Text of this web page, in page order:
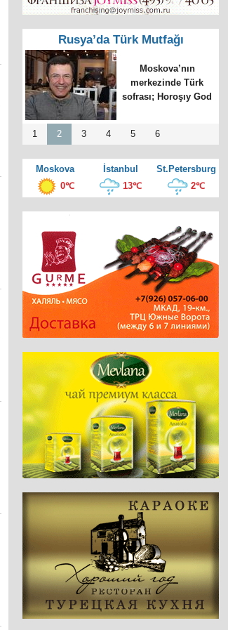
Rusya’da Türk Mutfağı
Moskova’nın
merkezinde Türk
sofrası; Horoşıy God
1 2 3 4 5 6
Moskova İstanbul
St.Petersburg
0℃
13℃ 2℃